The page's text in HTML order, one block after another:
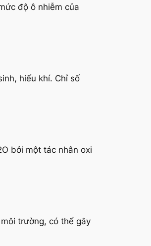
độ ô nhiễm của
hiếu khí. Chỉ số
bởi một tác nhân oxi
trường, có thể gây